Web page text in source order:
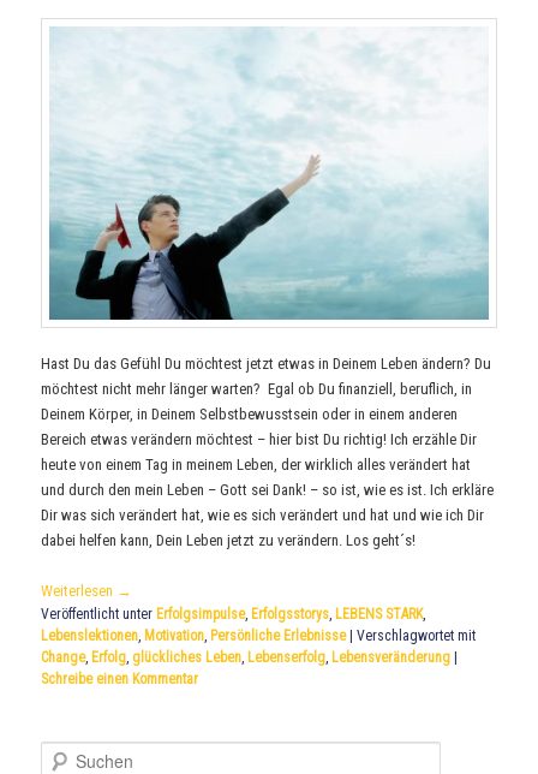
Hast Du das Gefühl Du möchtest jetzt etwas in Deinem Leben ändern? Du
möchtest nicht mehr länger warten? Egal ob Du finanziell, beruflich, in
Deinem Körper, in Deinem Selbstbewusstsein oder in einem anderen
Bereich etwas verändern möchtest – hier bist Du richtig! Ich erzähle Dir
heute von einem Tag in meinem Leben, der wirklich alles verändert hat
und durch den mein Leben – Gott sei Dank! – so ist, wie es ist. Ich erkläre
Dir was sich verändert hat, wie es sich verändert und hat und wie ich Dir
dabei helfen kann, Dein Leben jetzt zu verändern. Los geht´s!
Weiterlesen →
Veröffentlicht unter Erfolgsimpulse, Erfolgsstorys, LEBENS STARK,
Lebenslektionen, Motivation, Persönliche Erlebnisse |Verschlagwortet mit
Change, Erfolg, glückliches Leben, Lebenserfolg, Lebensveränderung
Schreibe einen Kommentar